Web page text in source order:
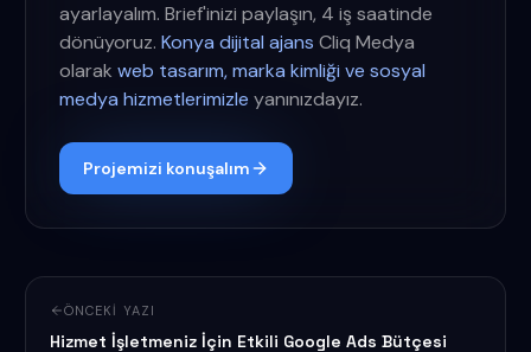
ayarlayalım. Brief'inizi paylaşın, 4 iş saatinde
dönüyoruz. Konya dijital ajans Cliq Medya
olarak web tasarım, marka kimliği ve sosyal
medya hizmetlerimizle yanınızdayız.
Projemizi konuşalım
ÖNCEKI YAZI
Hizmet İşletmeniz İçin Etkili Google Ads Bütçesi